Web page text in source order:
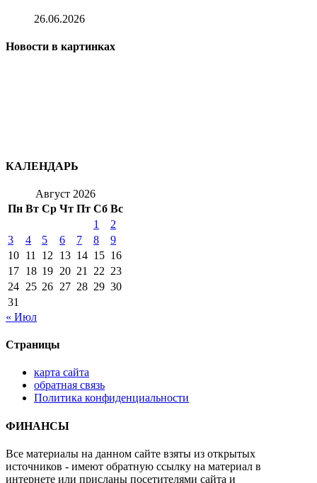
26.06.2026
Новости в картинках
КАЛЕНДАРЬ
Август 2026
Пн Вт Ср Чт Пт Сб Вс
1
2
3
4 5 6 7 8
9
10 11 12 13 14 15 16
17 18 19 20 21 22 23
24 25 26 27 28 29 30
31
« Июл
Страницы
карта сайта
обратная связь
Политика конфиденциальности
ФИНАНСЫ
Все материалы на данном сайте взяты из открытых
источников - имеют обратную ссылку на материал в
интернете или присланы посетителями сайта и